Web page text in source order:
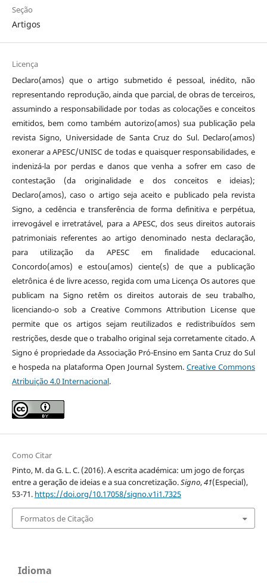
Seção
Artigos
Licença
Declaro(amos) que o artigo submetido é pessoal, inédito, não
representando reprodução, ainda que parcial, de obras de terceiros,
assumindo a responsabilidade por todas as colocações e conceitos
emitidos, bem como também autorizo(amos) sua publicação pela
revista Signo, Universidade de Santa Cruz do Sul. Declaro(amos)
exonerar a APESC/UNISC de todas e quaisquer responsabilidades, e
indenizá-la por perdas e danos que venha a sofrer em caso de
contestação (da originalidade e dos conceitos e ideias);
Declaro(amos), caso o artigo seja aceito e publicado pela revista
Signo, a cedência e transferência de forma definitiva e perpétua,
irrevogável e irretratável, para a APESC, dos seus direitos autorais
patrimoniais referentes ao artigo denominado nesta declaração,
para utilização da APESC em finalidade educacional.
Concordo(amos) e estou(amos) ciente(s) de que a publicação
eletrônica é de livre acesso, regida com uma Licença Os autores que
publicam na Signo retêm os direitos autorais de seu trabalho,
licenciando-o sob a Creative Commons Attribution License que
permite que os artigos sejam reutilizados e redistribuídos sem
restrições, desde que o trabalho original seja corretamente citado. A
Signo é propriedade da Associação Pró-Ensino em Santa Cruz do Sul
e hospeda na plataforma Open Journal System. Creative Commons
Atribuição 4.0 Internacional.
Como Citar
Pinto, M. da G. L. C. (2016). A escrita académica: um jogo de forças
entre a geração de ideias e a sua concretização.Signo,41(Especial),
53-71. https://doi.org/10.17058/signo.v1i1.7325
Formatos de Citação
Idioma